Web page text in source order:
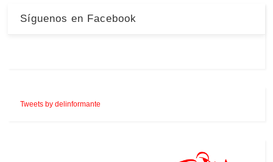
Síguenos en Facebook
Tweets by delinformante